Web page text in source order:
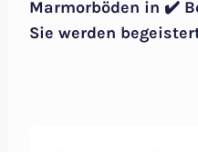
Marmorböden in ✔️
Sie werden